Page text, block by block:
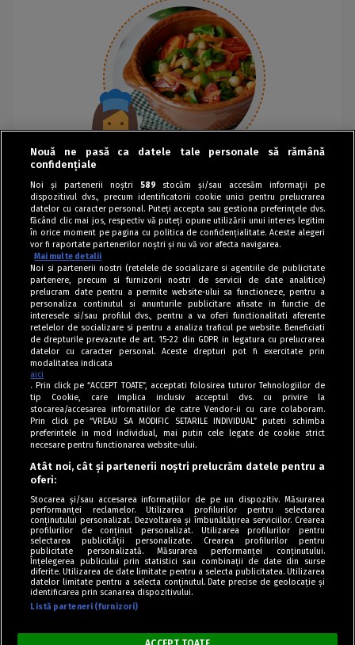
Tag index
Program Antena 1
Politica de cookies
Politica de confidențialitate
Termeni și condiții
drepturile rezervate.
Nouă ne pasă ca datele tale personale să rămână
confidențiale
Noi și partenerii noștri 589 stocăm și/sau accesăm informații pe
dispozitivul dvs., precum identificatorii cookie unici pentru prelucrarea
datelor cu caracter personal. Puteți accepta sau gestiona preferințele dvs.
făcând clic mai jos, respectiv vă puteți opune utilizării unui interes legitim
în orice moment pe pagina cu politica de confidențialitate. Aceste alegeri
vor fi raportate partenerilor noștri și nu vă vor afecta navigarea.
Mai multe detalii
Noi si partenerii nostri (retelele de socializare si agentiile de publicitate
partenere, precum si furnizorii nostri de servicii de date analitice)
prelucram date pentru a permite website-ului sa functioneze, pentru a
personaliza continutul si anunturile publicitare afisate in functie de
interesele si/sau profilul dvs., pentru a va oferi functionalitati aferente
retelelor de socializare si pentru a analiza traficul pe website. Beneficiati
de drepturile prevazute de art. 15-22 din GDPR in legatura cu prelucrarea
datelor cu caracter personal. Aceste drepturi pot fi exercitate prin
modalitatea indicata
aici
. Prin click pe “ACCEPT TOATE”, acceptati folosirea tuturor Tehnologiilor de
tip Cookie, care implica inclusiv acceptul dvs. cu privire la
stocarea/accesarea informatiilor de catre Vendor-ii cu care colaboram.
Prin click pe “VREAU SA MODIFIC SETARILE INDIVIDUAL” puteti schimba
preferintele in mod individual, mai putin cele legate de cookie strict
necesare pentru functionarea website-ului.
Atât noi, cât și partenerii noștri prelucrăm datele pentru a
oferi:
Stocarea și/sau accesarea informațiilor de pe un dispozitiv. Măsurarea
performanței reclamelor. Utilizarea profilurilor pentru selectarea
conținutului personalizat. Dezvoltarea și îmbunătățirea serviciilor. Crearea
profilurilor de conținut personalizat. Utilizarea profilurilor pentru
selectarea publicității personalizate. Crearea profilurilor pentru
publicitate personalizată. Măsurarea performanței conținutului.
Înțelegerea publicului prin statistici sau combinații de date din surse
diferite. Utilizarea de date limitate pentru a selecta publicitatea. Utilizarea
datelor limitate pentru a selecta conținutul. Date precise de geolocație și
identificarea prin scanarea dispozitivului.
Listă parteneri (furnizori)